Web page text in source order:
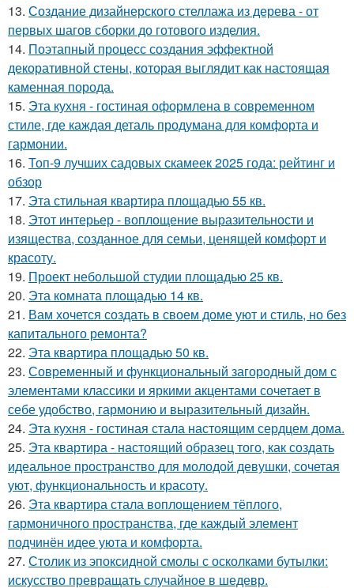
13. Создание дизайнерского стеллажа из дерева - от
первых шагов сборки до готового изделия.
14. Поэтапный процесс создания эффектной
декоративной стены, которая выглядит как настоящая
каменная порода.
15. Эта кухня - гостиная оформлена в современном
стиле, где каждая деталь продумана для комфорта и
гармонии.
16. Топ-9 лучших садовых скамеек 2025 года: рейтинг и
обзор
17. Эта стильная квартира площадью 55 кв.
18. Этот интерьер - воплощение выразительности и
изящества, созданное для семьи, ценящей комфорт и
красоту.
19. Проект небольшой студии площадью 25 кв.
20. Эта комната площадью 14 кв.
21. Вам хочется создать в своем доме уют и стиль, но без
капитального ремонта?
22. Эта квартира площадью 50 кв.
23. Современный и функциональный загородный дом с
элементами классики и яркими акцентами сочетает в
себе удобство, гармонию и выразительный дизайн.
24. Эта кухня - гостиная стала настоящим сердцем дома.
25. Эта квартира - настоящий образец того, как создать
идеальное пространство для молодой девушки, сочетая
уют, функциональность и красоту.
26. Эта квартира стала воплощением тёплого,
гармоничного пространства, где каждый элемент
подчинён идее уюта и комфорта.
27. Столик из эпоксидной смолы с осколками бутылки:
искусство превращать случайное в шедевр.